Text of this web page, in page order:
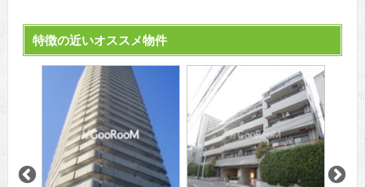
特徴の近いオススメ物件